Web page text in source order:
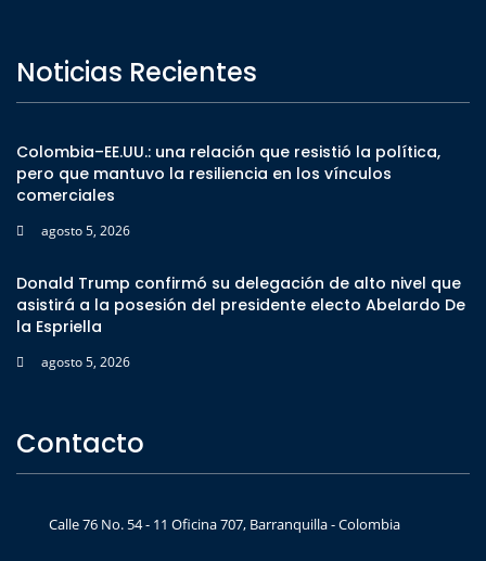
Noticias Recientes
Colombia–EE.UU.: una relación que resistió la política,
pero que mantuvo la resiliencia en los vínculos
comerciales
agosto 5, 2026
Donald Trump confirmó su delegación de alto nivel que
asistirá a la posesión del presidente electo Abelardo De
la Espriella
agosto 5, 2026
Contacto
Calle 76 No. 54 - 11 Oficina 707, Barranquilla - Colombia